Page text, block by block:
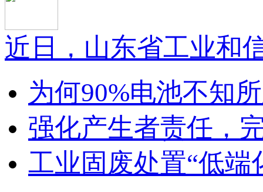
近日，山东省工业和
为何90%电池不知
强化产生者责任，
工业固废处置“低端